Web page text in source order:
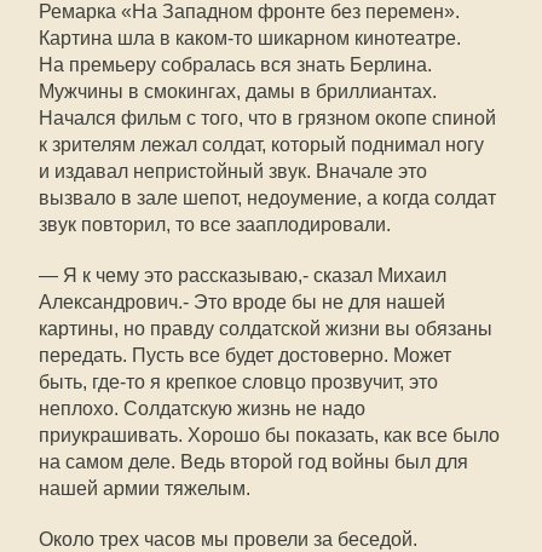
Ремарка «На Западном фронте без перемен».
Картина шла в каком-то шикарном кинотеатре.
На премьеру собралась вся знать Берлина.
Мужчины в смокингах, дамы в бриллиантах.
Начался фильм с того, что в грязном окопе спиной
к зрителям лежал солдат, который поднимал ногу
и издавал непристойный звук. Вначале это
вызвало в зале шепот, недоумение, а когда солдат
звук повторил, то все зааплодировали.
— Я к чему это рассказываю,- сказал Михаил
Александрович.- Это вроде бы не для нашей
картины, но правду солдатской жизни вы обязаны
передать. Пусть все будет достоверно. Может
быть, где-то я крепкое словцо прозвучит, это
неплохо. Солдатскую жизнь не надо
приукрашивать. Хорошо бы показать, как все было
на самом деле. Ведь второй год войны был для
нашей армии тяжелым.
Около трех часов мы провели за беседой.